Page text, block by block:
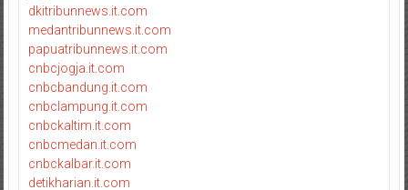
dkitribunnews.it.com
medantribunnews.it.com
papuatribunnews.it.com
cnbcjogja.it.com
cnbcbandung.it.com
cnbclampung.it.com
cnbckaltim.it.com
cnbcmedan.it.com
cnbckalbar.it.com
detikharian.it.com